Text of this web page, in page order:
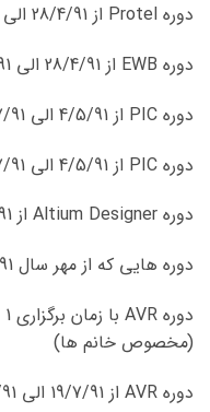
دوره Protel از 28/4/91 الی 3/5/91
دوره EWB از 28/4/91 الی 3/5/91
دوره PIC از 4/5/91 الی 12/7/91
دوره PIC از 4/5/91 الی 12/7/91 (مخصوص خانم ها)
دوره Altium Designer از 15/7/91 الی 8/8/91
دوره هایی که از مهر سال 91 تا کنون اجرا شده اند:
(مخصوص خانم ها)
دوره AVR از 19/7/91 الی 11/10/91 (صبح)